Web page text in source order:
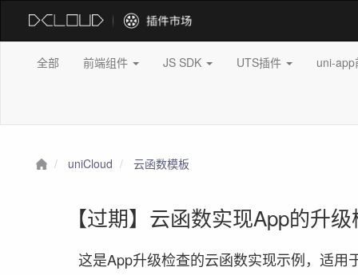
全部 前端组件 JS SDK UTS插件 uni-
uniCloud 云函数模板
【过期】云函数实现App的升
这是App升级检查的云函数实现示例，适用